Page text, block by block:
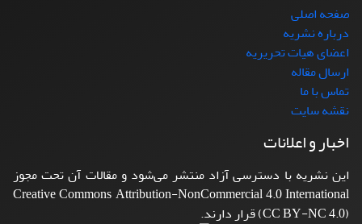
صفحه اصلی
درباره نشریه
اعضای هیات تحریریه
ارسال مقاله
تماس با ما
نقشه سایت
اخبار و اعلانات
این نشریه با دسترسی آزاد منتشر می‌شود و مقالات آن تحت مجوز
Creative Commons Attribution-NonCommercial 4.0 International
(CC BY-NC 4.0) قرار دارند.